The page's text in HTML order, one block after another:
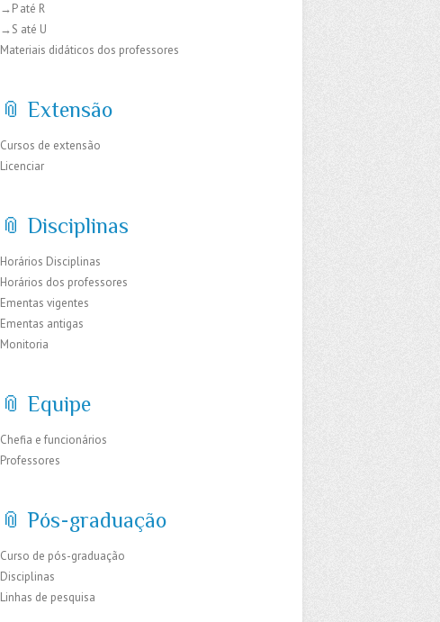
→P até R
→S até U
Materiais didáticos dos professores
📎 Extensão
Cursos de extensão
Licenciar
📎 Disciplinas
Horários Disciplinas
Horários dos professores
Ementas vigentes
Ementas antigas
Monitoria
📎 Equipe
Chefia e funcionários
Professores
📎 Pós-graduação
Curso de pós-graduação
Disciplinas
Linhas de pesquisa